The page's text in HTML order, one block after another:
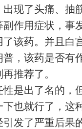
出现了头痛、抽
副作用症状，事
该药。并且白
，该药是否有
推荐了。
性是出了名的，
也就行了，这
发了严重后果